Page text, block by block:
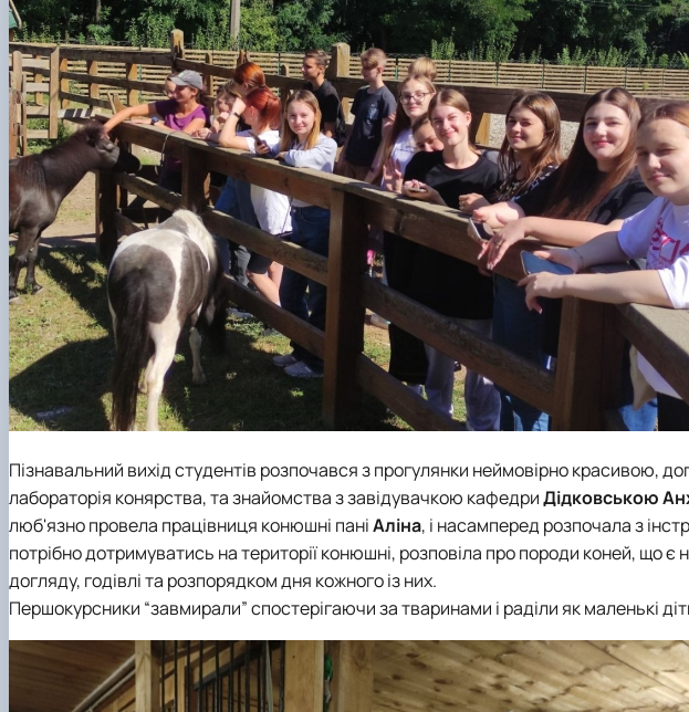
Пізнавальний вихід студентів розпочався з прогулянки неймовірно красивою,
лабораторія конярства, та знайомства з завідувачкою кафедриДідковською
люб'язно провела працівниця конюшні паніАліна, і насамперед розпочала з
потрібно дотримуватись на території конюшні, розповіла про породи коней, що
догляду, годівлі та розпорядком дня кожного із них.
Першокурсники “завмирали” спостерігаючи за тваринами і раділи як маленькі